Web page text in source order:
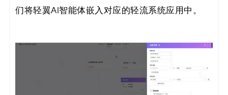
们将轻翼AI智能体嵌入对应的轻流系统应用中。